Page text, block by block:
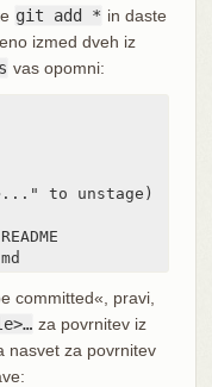
git add * in daste
izmed dveh iz
vas opomni:
to unstage)
committed«, pravi,
za povrnitev iz
nasvet za povrnitev